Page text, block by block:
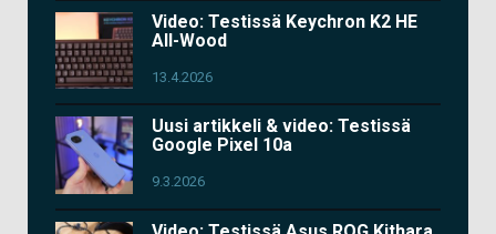
Video: Testissä Keychron K2 HE
All-Wood
13.4.2026
Uusi artikkeli & video: Testissä
Google Pixel 10a
9.3.2026